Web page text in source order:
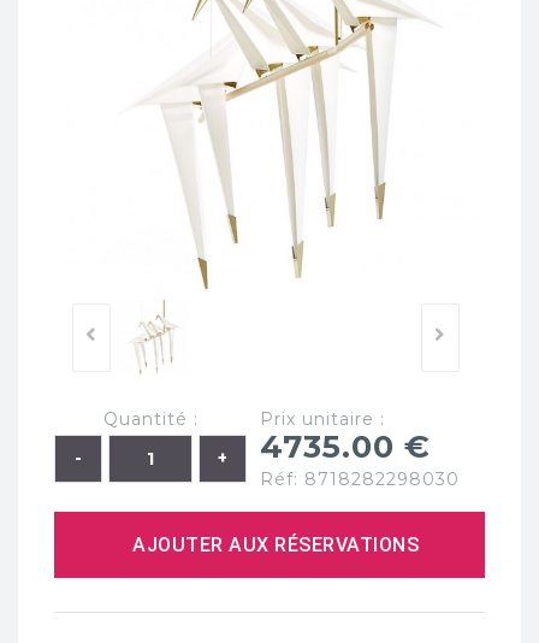
Quantité : Prix unitaire :
4735.00 €
Réf: 8718282298030
AJOUTER AUX RÉSERVATIONS